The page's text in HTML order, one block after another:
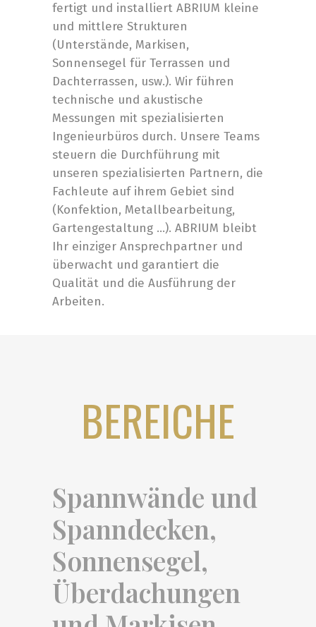
fertigt und installiert ABRIUM kleine
und mittlere Strukturen
(Unterstände, Markisen,
Sonnensegel für Terrassen und
Dachterrassen, usw.). Wir führen
technische und akustische
Messungen mit spezialisierten
Ingenieurbüros durch. Unsere Teams
steuern die Durchführung mit
unseren spezialisierten Partnern, die
Fachleute auf ihrem Gebiet sind
(Konfektion, Metallbearbeitung,
Gartengestaltung …). ABRIUM bleibt
Ihr einziger Ansprechpartner und
überwacht und garantiert die
Qualität und die Ausführung der
Arbeiten.
BEREICHE
Spannwände und
Spanndecken,
Sonnensegel,
Überdachungen